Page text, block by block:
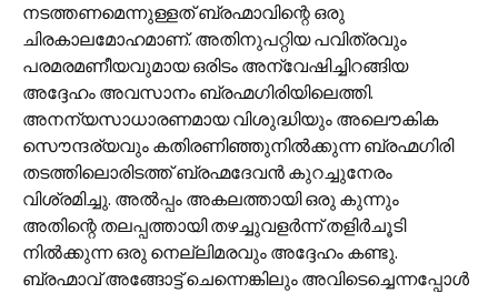
നടത്തണമെന്നുള്ളത് ബ്രഹ്മാവിന്റെ ഒരു
ചിരകാലമോഹമാണ്. അതിനുപറ്റിയ പവിത്രവും
പരമരമണീയവുമായ ഒരിടം അന്വേഷിച്ചിറങ്ങിയ
അദ്ദേഹം അവസാനം ബ്രഹ്മഗിരിയിലെത്തി.
അനന്യസാധാരണമായ വിശുദ്ധിയും അലൌകിക
സൌന്ദര്യവും കതിരണിഞ്ഞുനില്‍ക്കുന്ന ബ്രഹ്മഗിരി
തടത്തിലൊരിടത്ത് ബ്രഹ്മദേവന്‍ കുറച്ചുനേരം
വിശ്രമിച്ചു. അല്‍പ്പം അകലത്തായി ഒരു കുന്നും
അതിന്റെ തലപ്പത്തായി തഴച്ചു‌വളര്‍ന്ന് തളിര്‍ചൂടി
നില്‍ക്കുന്ന ഒരു നെല്ലിമരവും അദ്ദേഹം കണ്ടു.
ബ്രഹ്മാവ് അങ്ങോട്ട് ചെന്നെങ്കിലും അവിടെച്ചെന്നപ്പോള്‍